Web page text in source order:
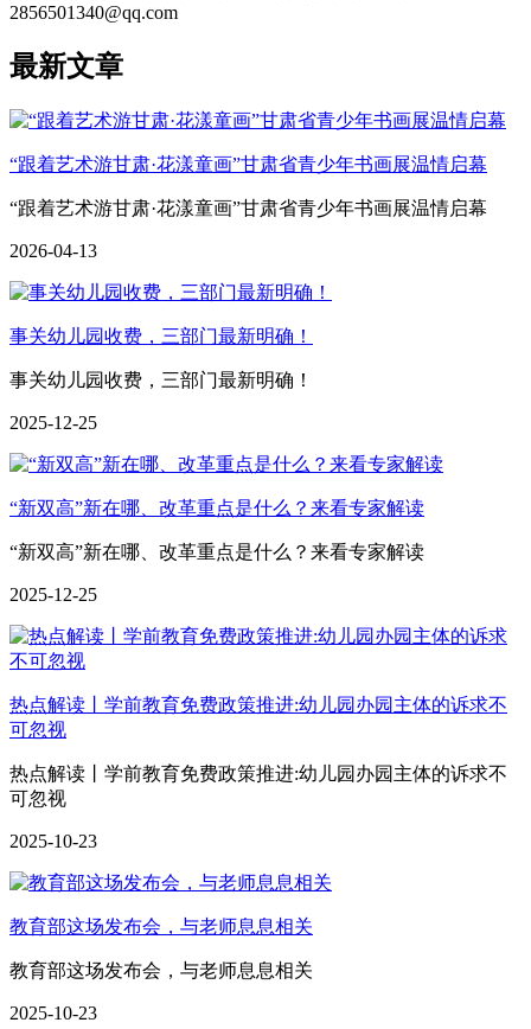
2856501340@qq.com
最新文章
“跟着艺术游甘肃·花漾童画”甘肃省青少年书画展温情启幕
“跟着艺术游甘肃·花漾童画”甘肃省青少年书画展温情启幕
2026-04-13
事关幼儿园收费，三部门最新明确！
事关幼儿园收费，三部门最新明确！
2025-12-25
“新双高”新在哪、改革重点是什么？来看专家解读
“新双高”新在哪、改革重点是什么？来看专家解读
2025-12-25
热点解读丨学前教育免费政策推进:幼儿园办园主体的诉求不
可忽视
热点解读丨学前教育免费政策推进:幼儿园办园主体的诉求不
可忽视
2025-10-23
教育部这场发布会，与老师息息相关
教育部这场发布会，与老师息息相关
2025-10-23